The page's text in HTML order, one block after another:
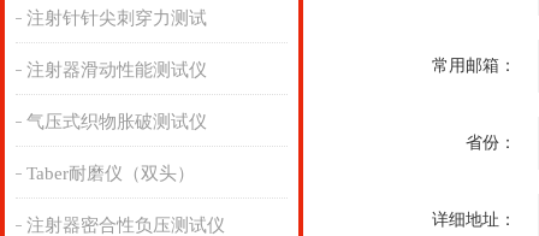
注射针针尖刺穿力测试
注射器滑动性能测试仪
气压式织物胀破测试仪
Taber耐磨仪（双头）
注射器密合性负压测试仪
常用邮箱：
省份：
详细地址：